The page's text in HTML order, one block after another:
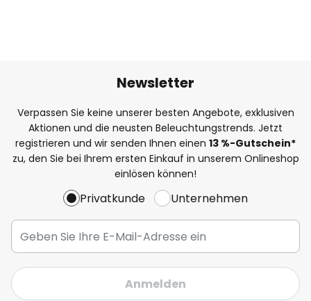
Newsletter
Verpassen Sie keine unserer besten Angebote, exklusiven
Aktionen und die neusten Beleuchtungstrends. Jetzt
registrieren und wir senden Ihnen einen 13 %-Gutschein*
zu, den Sie bei Ihrem ersten Einkauf in unserem Onlineshop
einlösen können!
Privatkunde Unternehmen
Anmelden